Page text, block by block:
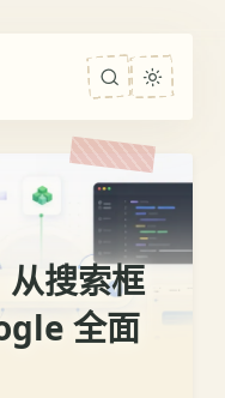
搜索框
全面